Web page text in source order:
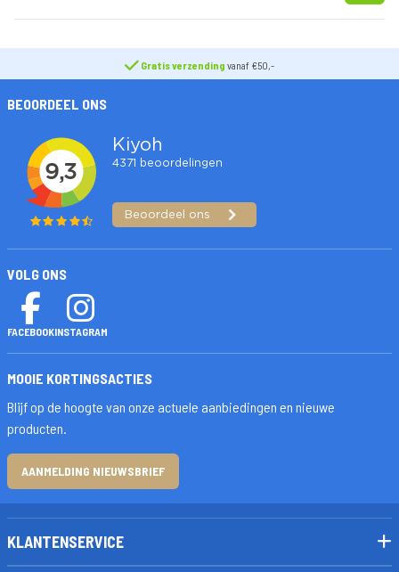
Gratis verzending vanaf €50,-
BEOORDEEL ONS
VOLG ONS
FACEBOOKINSTAGRAM
MOOIE KORTINGSACTIES
Blijf op de hoogte van onze actuele aanbiedingen en nieuwe
producten.
AANMELDING NIEUWSBRIEF
KLANTENSERVICE